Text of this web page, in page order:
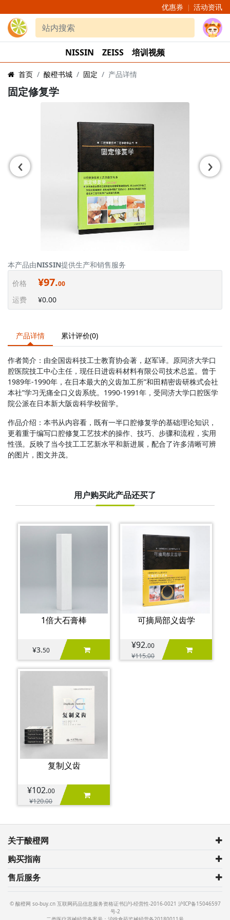
优惠券 | 活动资讯
NISSIN ZEISS 培训视频
首页 酸橙书城 固定 产品详情
固定修复学
‹ ›
本产品由NISSIN提供生产和销售服务
价格
¥97.00
运费 ¥0.00
产品详情 累计评价(0)
作者简介：由全国齿科技工士教育协会著，赵军译。原同济大学口
腔医院技工中心主任，现任日进齿科材料有限公司技术总监。曾于
1989年-1990年，在日本最大的义齿加工所”和田精密齿研株式会社
本社”学习无痛全口义齿系统。1990-1991年，受同济大学口腔医学
院公派在日本新大阪齿科学校留学。
作品介绍：本书从内容看，既有一半口腔修复学的基础理论知识，
更着重于编写口腔修复工艺技术的操作、技巧、步骤和流程，实用
性强。反映了当今技工工艺新水平和新进展，配合了许多清晰可辨
的图片，图文并茂。
用户购买此产品还买了
1倍大石膏棒
¥3.50
可摘局部义齿学
¥92.00
¥115.00
复制义齿
¥102.00
¥120.00
关于酸橙网
购买指南
售后服务
© 酸橙网 so-buy.cn 互联网药品信息服务资格证书(沪)-经营性-2016-0021 沪ICP备15046597
号-2